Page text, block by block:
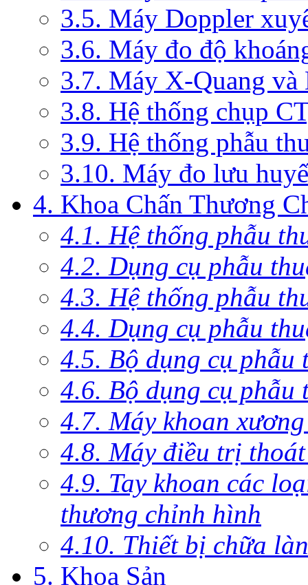
3.5. Máy Doppler
3.6. Máy đo độ
3.7. Máy X-Quang
3.8. Hệ thống chụp
3.9. Hệ thống phẫu
3.10. Máy đo lưu
4. Khoa Chấn Thương
4.1. Hệ thống phẫu
4.2. Dụng cụ phẫu
4.3. Hệ thống phẫu
4.4. Dụng cụ phẫu
4.5. Bộ dụng cụ phẫu
4.6. Bộ dụng cụ phẫu
4.7. Máy khoan
4.8. Máy điều trị
4.9. Tay khoan các
thương chỉnh hình
4.10. Thiết bị chữa
5. Khoa Sản